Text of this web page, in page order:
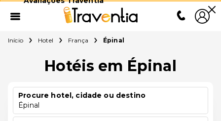
Início Hotel França Épinal
Hotéis em Épinal
Procure hotel, cidade ou destino
Épinal